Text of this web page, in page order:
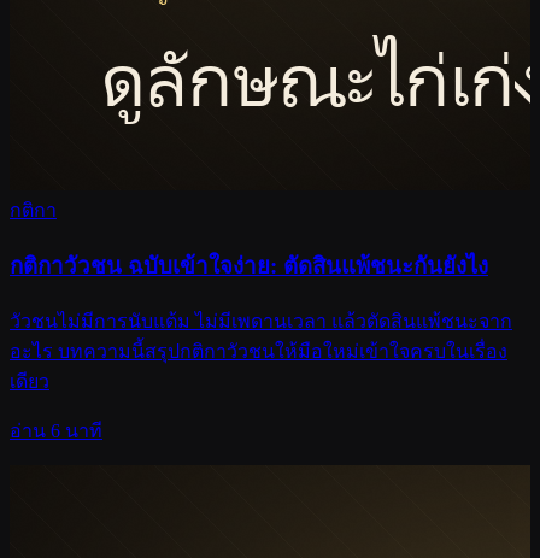
กติกา
กติกาวัวชน ฉบับเข้าใจง่าย: ตัดสินแพ้ชนะกันยังไง
วัวชนไม่มีการนับแต้ม ไม่มีเพดานเวลา แล้วตัดสินแพ้ชนะจาก
อะไร บทความนี้สรุปกติกาวัวชนให้มือใหม่เข้าใจครบในเรื่อง
เดียว
อ่าน 6 นาที